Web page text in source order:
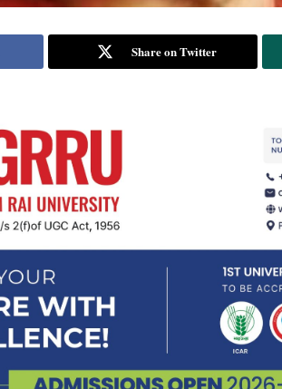
Share on Twitter